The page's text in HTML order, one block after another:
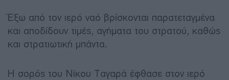
Έξω από τον ιερό ναό βρίσκονται παρατεταγμένα
και αποδίδουν τιμές, αγήματα του στρατού, καθώς
και στρατιωτική μπάντα.
Η σορός του Νίκου Ταγαρά έφθασε στον ιερό